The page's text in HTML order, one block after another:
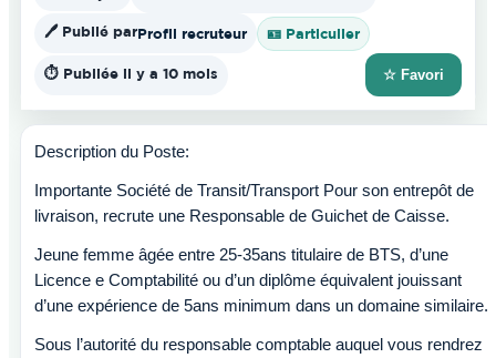
🖊️ Publié parProfil recruteur 🪪 Particulier
⏱️ Publiée il y a 10 mois ☆ Favori
Description du Poste:
Importante Société de Transit/Transport Pour son entrepôt de
livraison, recrute une Responsable de Guichet de Caisse.
Jeune femme âgée entre 25-35ans titulaire de BTS, d’une
Licence e Comptabilité ou d’un diplôme équivalent jouissant
d’une expérience de 5ans minimum dans un domaine similaire.
Sous l’autorité du responsable comptable auquel vous rendrez